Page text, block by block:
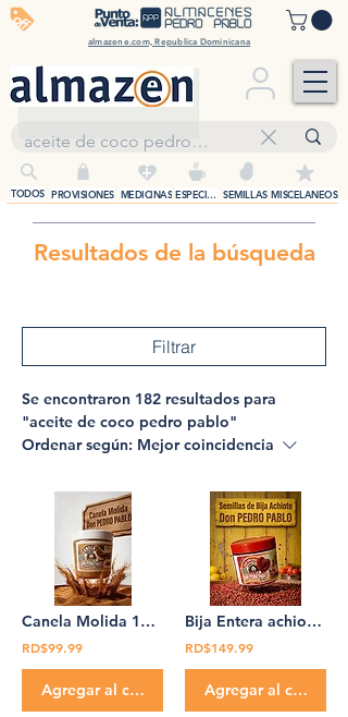
almazene.com, Republica Dominicana
off
+
PROVISIONES MEDICINAS SEMILLAS
ESPECIAS MISCELANEOS
TODOS
Resultados de la búsqueda
Filtrar
Se encontraron 182 resultados para
"aceite de coco pedro pablo"
Ordenar según: Mejor coincidencia
Canela Molida 140 g Don Pedro Pablo
RD$99.99
Agregar al carrito
Bija Entera achiote en Semilas Don Pedro Pablo 320g
RD$149.99
Agregar al carrito